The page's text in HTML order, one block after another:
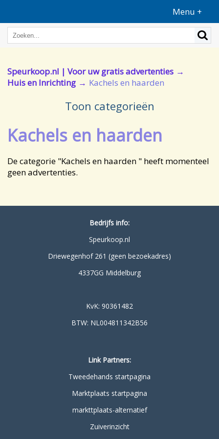
Menu +
Speurkoop.nl | Voor uw gratis advertenties
Huis en Inrichting
Kachels en haarden
Toon categorieën
Kachels en haarden
De categorie "Kachels en haarden " heeft momenteel
geen advertenties.
Bedrijfs info:
Speurkoop.nl
Driewegenhof 261 (geen bezoekadres)
4337GG Middelburg
KvK: 90361482
BTW: NL004811342B56
Link Partners:
Tweedehands startpagina
Marktplaats startpagina
markttplaats-alternatief
Zuiverinzicht